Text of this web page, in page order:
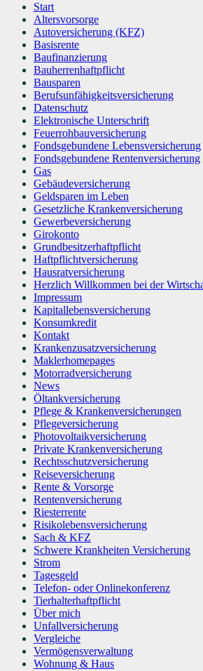
Start
Altersvorsorge
Autoversicherung (KFZ)
Basisrente
Baufinanzierung
Bauherrenhaftpflicht
Bausparen
Berufs­unfähigkeitsversicherung
Datenschutz
Elektronische Unterschrift
Feuerrohbauversicherung
Fondsgebundene Lebensversicherung
Fondsgebundene Rentenversicherung
Gas
Gebäudeversicherung
Geldsparen im Leben
Gesetzliche Krankenversicherung
Gewerbeversicherung
Girokonto
Grundbesitzerhaftpflicht
Haftpflichtversicherung
Hausratversicherung
Herzlich Willkommen bei der
Impressum
Kapitallebensversicherung
Konsumkredit
Kontakt
Krankenzusatzversicherung
Maklerhomepages
Motorradversicherung
News
Öltankversicherung
Pflege & Krankenversicherungen
Pflegeversicherung
Photovoltaikversicherung
Private Krankenversicherung
Rechtsschutzversicherung
Reiseversicherung
Rente & Vorsorge
Rentenversicherung
Riesterrente
Risikolebensversicherung
Sach & KFZ
Schwere Krankheiten Versicherung
Strom
Tagesgeld
Telefon- oder Onlinekonferenz
Tierhalterhaftpflicht
Über mich
Unfallversicherung
Vergleiche
Vermögensverwaltung
Wohnung & Haus